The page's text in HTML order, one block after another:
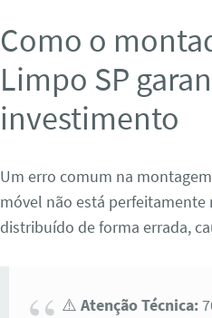
Como o
Limpo SP
investimento
Um erro comum na
móvel não está perfeitamente
distribuído de forma errada,
⚠️ Atenção Técnica: